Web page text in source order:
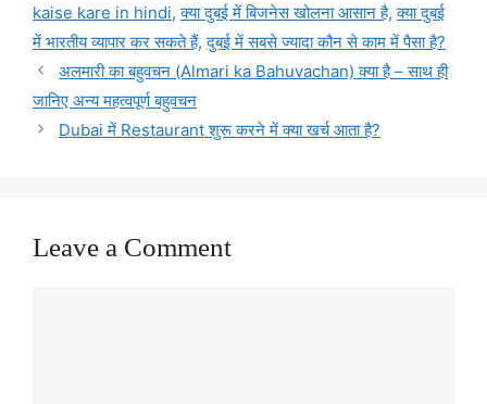
kaise kare in hindi,क्या दुबई में बिजनेस खोलना आसान है,क्या दुबई
में भारतीय व्यापार कर सकते हैं,दुबई में सबसे ज्यादा कौन से काम में पैसा है?
अलमारी का बहुवचन (Almari ka Bahuvachan) क्या है – साथ ही
जानिए अन्य महत्वपूर्ण बहुवचन
Dubai में Restaurant शुरू करने में क्या खर्च आता है?
Leave a Comment